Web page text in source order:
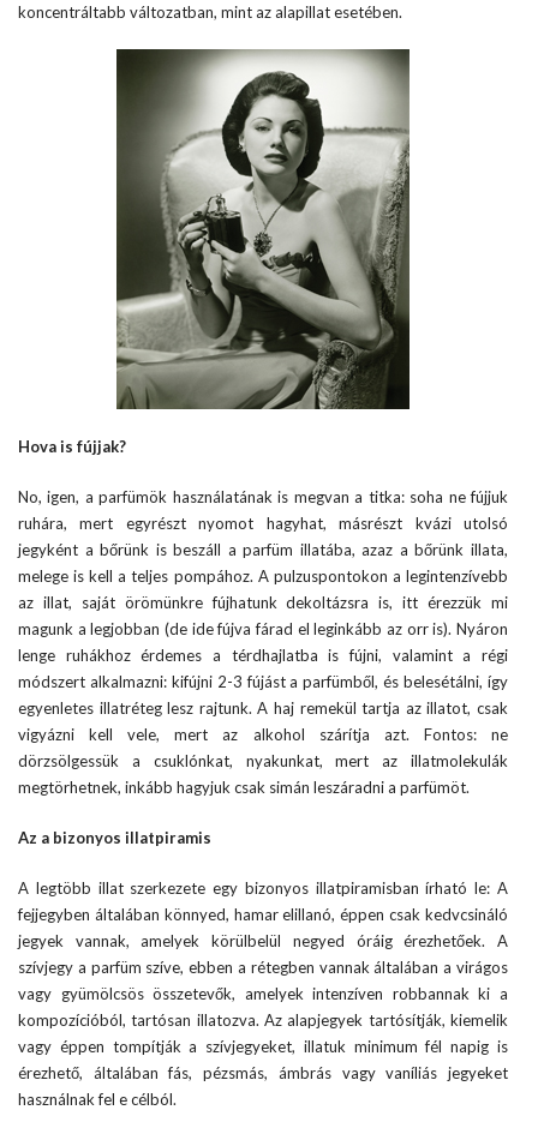
koncentráltabb változatban, mint az alapillat esetében.
Hova is fújjak?
No, igen, a parfümök használatának is megvan a titka: soha ne fújjuk
ruhára, mert egyrészt nyomot hagyhat, másrészt kvázi utolsó
jegyként a bőrünk is beszáll a parfüm illatába, azaz a bőrünk illata,
melege is kell a teljes pompához. A pulzuspontokon a legintenzívebb
az illat, saját örömünkre fújhatunk dekoltázsra is, itt érezzük mi
magunk a legjobban (de ide fújva fárad el leginkább az orr is). Nyáron
lenge ruhákhoz érdemes a térdhajlatba is fújni, valamint a régi
módszert alkalmazni: kifújni 2-3 fújást a parfümből, és belesétálni, így
egyenletes illatréteg lesz rajtunk. A haj remekül tartja az illatot, csak
vigyázni kell vele, mert az alkohol szárítja azt. Fontos: ne
dörzsölgessük a csuklónkat, nyakunkat, mert az illatmolekulák
megtörhetnek, inkább hagyjuk csak simán leszáradni a parfümöt.
Az a bizonyos illatpiramis
A legtöbb illat szerkezete egy bizonyos illatpiramisban írható le: A
fejjegyben általában könnyed, hamar elillanó, éppen csak kedvcsináló
jegyek vannak, amelyek körülbelül negyed óráig érezhetőek. A
szívjegy a parfüm szíve, ebben a rétegben vannak általában a virágos
vagy gyümölcsös összetevők, amelyek intenzíven robbannak ki a
kompozícióból, tartósan illatozva. Az alapjegyek tartósítják, kiemelik
vagy éppen tompítják a szívjegyeket, illatuk minimum fél napig is
érezhető, általában fás, pézsmás, ámbrás vagy vaníliás jegyeket
használnak fel e célból.